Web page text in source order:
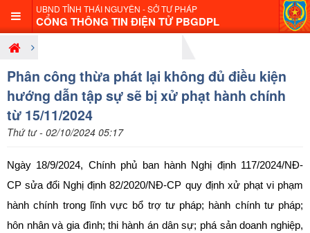
UBND TỈNH THÁI NGUYÊN - SỞ TƯ PHÁP
CỔNG THÔNG TIN ĐIỆN TỬ PBGDPL
Giới thiệu nội dung pháp luật mới
Phân công thừa phát lại không đủ điều kiện
hướng dẫn tập sự sẽ bị xử phạt hành chính
từ 15/11/2024
Thứ tư - 02/10/2024 05:17
Ngày 18/9/2024, Chính phủ ban hành Nghị định 117/2024/NĐ-
CP sửa đổi Nghị định 82/2020/NĐ-CP quy định xử phạt vi phạm
hành chính trong lĩnh vực bổ trợ tư pháp; hành chính tư pháp;
hôn nhân và gia đình; thi hành án dân sự; phá sản doanh nghiệp,